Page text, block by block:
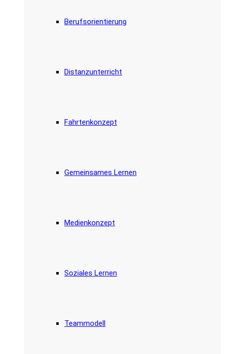
Berufsorientierung
Distanzunterricht
Fahrtenkonzept
Gemeinsames Lernen
Medienkonzept
Soziales Lernen
Teammodell